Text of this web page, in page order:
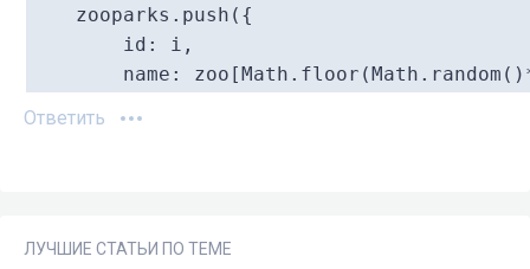
    zooparks.push({
        id: i,
name:
for (let i = 0; i < animals.length; i++) {
Ответить
ЛУЧШИЕ СТАТЬИ ПО ТЕМЕ